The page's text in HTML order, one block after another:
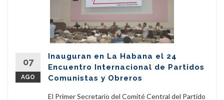
07
AGO
Inauguran en La Habana el 24
Encuentro Internacional de Partidos
Comunistas y Obreros
El Primer Secretario del Comité Central del Partido